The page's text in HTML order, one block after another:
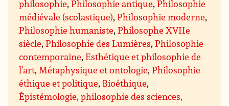
philosophie,Philosophie antique,Philosophie
médiévale (scolastique),Philosophie moderne,
Philosophie humaniste,Philosophe XVIIe
siècle,Philosophie des Lumières,Philosophie
contemporaine,Esthétique et philosophie de
l’art, Métaphysique et ontologie,Philosophie
éthique et politique, Bioéthique,
Épistémologie, philosophie des sciences,